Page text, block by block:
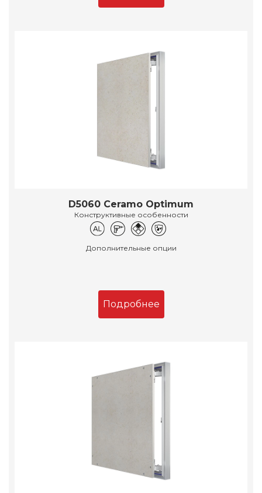
D5060 Ceramo Optimum
Конструктивные особенности
Дополнительные опции
Подробнее